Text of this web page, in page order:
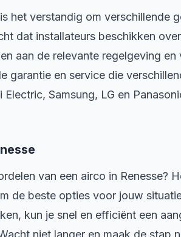
het verstandig om verschillende
dat installateurs beschikken
aan de relevante regelgeving en
garantie en service die
Samsung, LG en
van een airco in Renesse?
de beste opties voor jouw
kun je snel en efficiënt een
niet langer en maak de stap